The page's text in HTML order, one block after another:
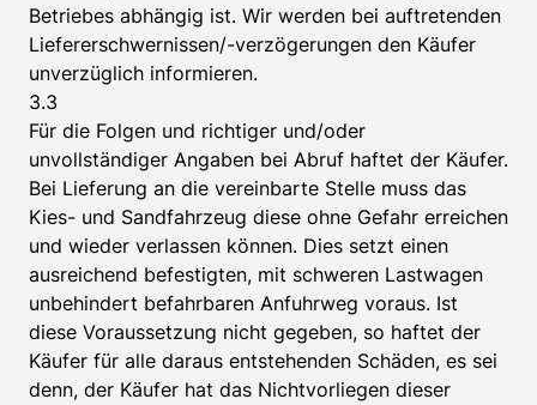
Betriebes abhängig ist. Wir werden bei auftretenden
Liefererschwernissen/-verzögerungen den Käufer
unverzüglich informieren.
3.3
Für die Folgen und richtiger und/oder
unvollständiger Angaben bei Abruf haftet der Käufer.
Bei Lieferung an die vereinbarte Stelle muss das
Kies- und Sandfahrzeug diese ohne Gefahr erreichen
und wieder verlassen können. Dies setzt einen
ausreichend befestigten, mit schweren Lastwagen
unbehindert befahrbaren Anfuhrweg voraus. Ist
diese Voraussetzung nicht gegeben, so haftet der
Käufer für alle daraus entstehenden Schäden, es sei
denn, der Käufer hat das Nichtvorliegen dieser